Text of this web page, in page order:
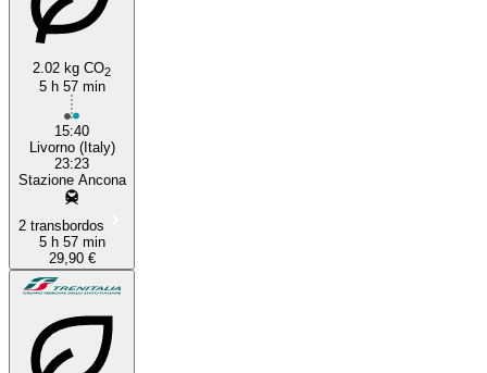
2.02 kg CO2
5 h 57 min
15:40
Livorno (Italy)
23:23
Stazione Ancona
2 transbordos
5 h 57 min
29,90 €